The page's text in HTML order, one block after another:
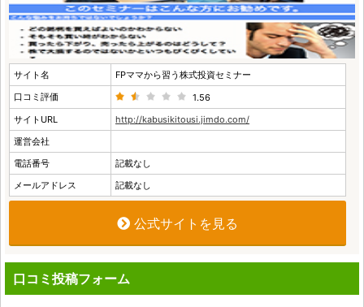
サイト名
FPママから習う株式投資セミナー
口コミ評価
1.56
サイトURL
http://kabusikitousi.jimdo.com/
運営会社
電話番号
記載なし
メールアドレス
記載なし
公式サイトを見る
口コミ投稿フォーム